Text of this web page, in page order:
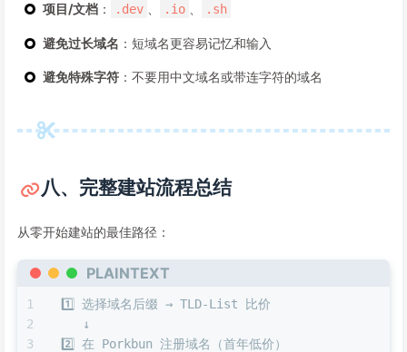
项目/文档： .dev .io .sh
避免过长域名 ：短域名更容易记忆和输入
避免特殊字符：不要用中文域名或带连字符的域名
八、完整建站流程总结
从零开始建站的最佳路径：
PLAINTEXT
1️⃣ 选择域名后缀 → TLD-List 比价
   ↓
2️⃣ 在 Porkbun 注册域名（首年低价）